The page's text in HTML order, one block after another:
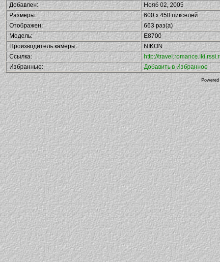
Добавлен:
Нояб 02, 2005
Размеры:
600 x 450 пикселей
Отображен:
663 раз(а)
Модель:
E8700
Производитель камеры:
NIKON
Ссылка:
http://
Избранные:
Добавить в Избранное